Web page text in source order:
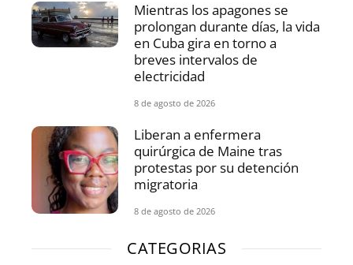
Mientras los apagones se
prolongan durante días, la vida
en Cuba gira en torno a
breves intervalos de
electricidad
8 de agosto de 2026
Liberan a enfermera
quirúrgica de Maine tras
protestas por su detención
migratoria
8 de agosto de 2026
CATEGORIAS